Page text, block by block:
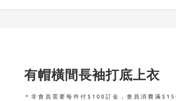
有帽橫間長袖打底上衣
＊非會員需要每件付$100訂金，會員消費滿